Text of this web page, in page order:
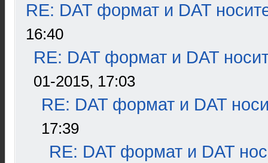
RE: DAT формат и DAT
16:40
RE: DAT формат и DAT
01-2015, 17:03
RE: DAT формат и DAT
17:39
RE: DAT формат и DAT